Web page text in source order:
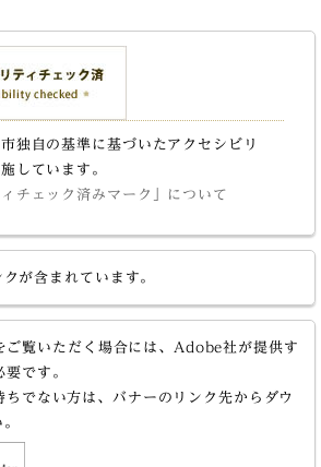
独自の基準に基づいたアクセシビリ
しています。
ィチェック済みマーク」について
が含まれています。
ご覧いただく場合には、Adobe社が提供す
です。
でない方は、バナーのリンク先からダウ